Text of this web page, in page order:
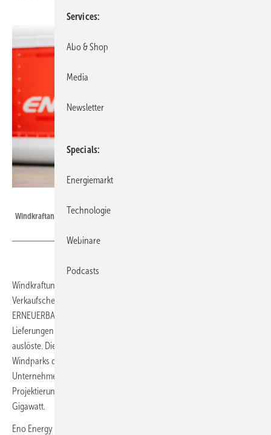
Windkraftanlagenhersteller Eno Energy: Fortbestand ungewiss
Windkraftunternehmen Eno Energy hat Insolvenz beantragt. Der
Verkaufschef Patrick Rudolf informierte Anfang Oktober
ERNEUERBARE ENERGIEN, wie ein Rotorblattbauer plötzlich
Lieferungen stoppte und die Knappheit an finanziellen Mitteln
auslöste. Die Windturbinenherstellung konnte nicht mehr zeitnah
Windparks der Projektentwicklungssparte beliefern. Geld, das ins
Unternehmen fließen sollte, fehlte außer im Turbinenbau nun der
Projektierung mangels Inbetriebnahmen – trotz Projekten mit einem
Gigawatt.
Eno Energy baut Windturbinen und entwickelt Windparks. Gespräche
Services
Abo & Shop
Media
Newsletter
Specials
Energiemarkt
Technologie
Webinare
Podcasts